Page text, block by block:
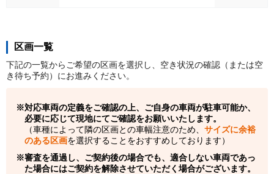
区画一覧
下記の一覧からご希望の区画を選択し、空き状況の確認（または空
き待ち予約）にお進みください。
対応車両の定義をご確認の上、ご自身の車両が駐車可能か、
必要に応じて現地にてご確認をお願いいたします。
（車種によって隣の区画との車幅注意のため、 サイズに余裕
のある区画を選択することをおすすめしております）
審査を通過し、ご契約後の場合でも、適合しない車両であっ
た場合にはご契約を解除させていただく場合がございます。